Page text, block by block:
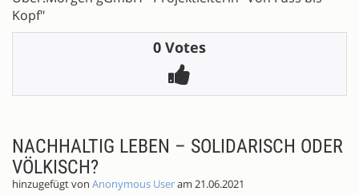
Kopf"
0 Votes
NACHHALTIG LEBEN – SOLIDARISCH ODER
VÖLKISCH?
hinzugefügt von Anonymous Useram 21.06.2021